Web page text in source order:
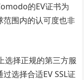
的EV证书为
范围内的认可度也非
选择正规的第三方服
选择合适EV SSL证